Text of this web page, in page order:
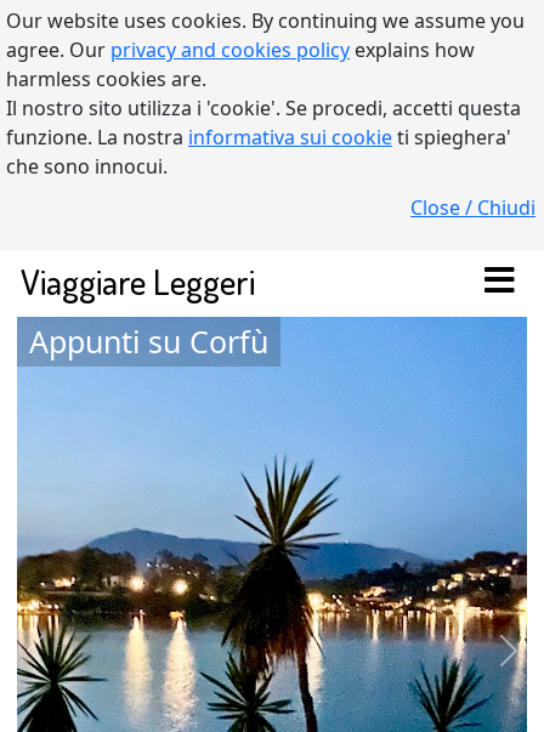
Our website uses cookies. By continuing we assume you
agree. Our privacy and cookies policy explains how
harmless cookies are.
Il nostro sito utilizza i 'cookie'. Se procedi, accetti questa
funzione. La nostra informativa sui cookieti spieghera'
che sono innocui.
Close / Chiudi
Viaggiare Leggeri
Appunti su Corfù
Previous